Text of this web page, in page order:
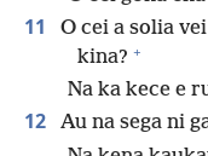
11
O cei a solia
kina? +
Na ka kece e
12
Au na sega ni